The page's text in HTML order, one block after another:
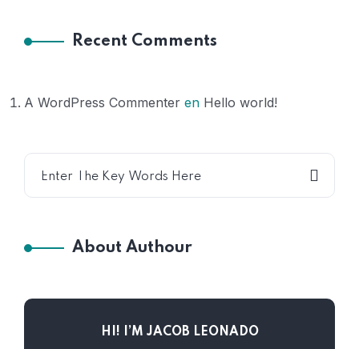
Recent Comments
A WordPress Commenter en Hello world!
About Authour
HI! I’M JACOB LEONADO